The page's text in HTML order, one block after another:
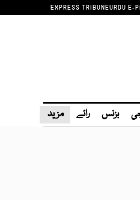
EXPRESS TRIBUNEURDU E-
بزنس رائے مزید